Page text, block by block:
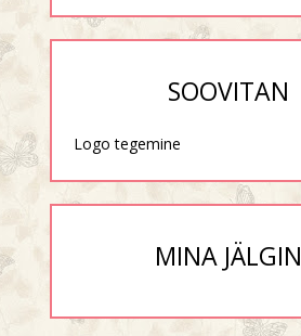
SOOVITAN
Logo tegemine
MINA JÄLGIN